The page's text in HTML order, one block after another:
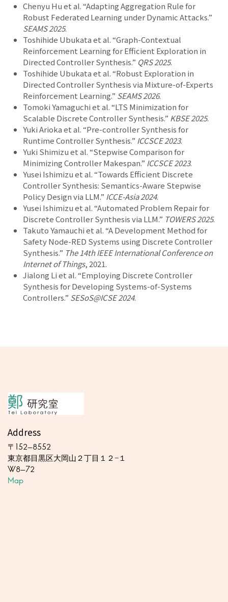
Chenyu Hu et al. “Adapting Aggregation Rule for
Robust Federated Learning under Dynamic Attacks.”
SEAMS 2025.
Toshihide Ubukata et al. “Graph-Contextual
Reinforcement Learning for Efficient Exploration in
Directed Controller Synthesis.” QRS 2025.
Toshihide Ubukata et al. “Robust Exploration in
Directed Controller Synthesis via Mixture-of-Experts
Reinforcement Learning.” SEAMS 2026.
Tomoki Yamaguchi et al. “LTS Minimization for
Scalable Discrete Controller Synthesis.” KBSE 2025.
Yuki Arioka et al. “Pre-controller Synthesis for
Runtime Controller Synthesis.” ICCSCE 2023.
Yuki Shimizu et al. “Stepwise Comparison for
Minimizing Controller Makespan.” ICCSCE 2023.
Yusei Ishimizu et al. “Towards Efficient Discrete
Controller Synthesis: Semantics-Aware Stepwise
Policy Design via LLM.” ICCE-Asia 2024.
Yusei Ishimizu et al. “Automated Problem Repair for
Discrete Controller Synthesis via LLM.” TOWERS 2025.
Takuto Yamauchi et al. “A Development Method for
Safety Node-RED Systems using Discrete Controller
Synthesis.” The 14th IEEE International Conference on
Internet of Things, 2021.
Jialong Li et al. “Employing Discrete Controller
Synthesis for Developing Systems-of-Systems
Controllers.” SESoS@ICSE 2024.
Address
〒152-8552
東京都目黒区大岡山２丁目１２−１
W8-72
Map